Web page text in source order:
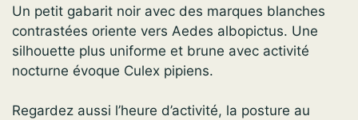
Un petit gabarit noir avec des marques blanches
contrastées oriente vers Aedes albopictus. Une
silhouette plus uniforme et brune avec activité
nocturne évoque Culex pipiens.
Regardez aussi l’heure d’activité, la posture au